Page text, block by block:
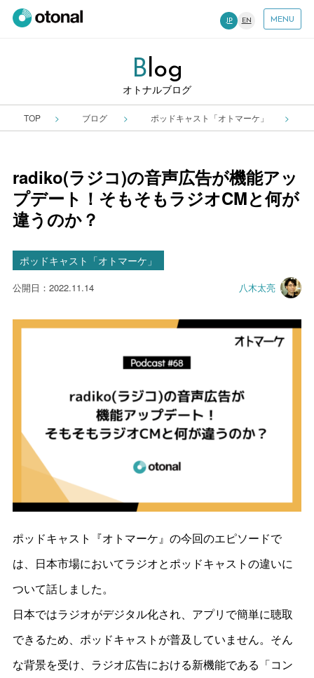
JP EN MENU
BLog
オトナルブログ
TOP ブログ ポッドキャスト「オトマーケ」
radiko(ラジコ)の音声広告が機能アッ
プデート！そもそもラジオCMと何が
違うのか？
ポッドキャスト「オトマーケ」
公開日：2022.11.14 八木太亮
ポッドキャスト『オトマーケ』の今回のエピソードで
は、日本市場においてラジオとポッドキャストの違いに
ついて話しました。
日本ではラジオがデジタル化され、アプリで簡単に聴取
できるため、ポッドキャストが普及していません。そん
な背景を受け、ラジオ広告における新機能である「コン